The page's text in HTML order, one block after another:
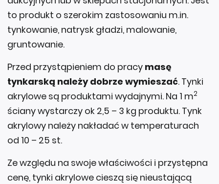
to produkt o szerokim zastosowaniu m.in.
tynkowanie, natrysk gładzi, malowanie,
gruntowanie.
Przed przystąpieniem do pracy masę
tynkarską należy dobrze wymieszać. Tynki
akrylowe są produktami wydajnymi. Na 1 m2
ściany wystarczy ok 2,5 – 3 kg produktu. Tynk
akrylowy należy nakładać w temperaturach
od 10 – 25 st.
Ze względu na swoje właściwości i przystępna
cenę, tynki akrylowe cieszą się nieustającą